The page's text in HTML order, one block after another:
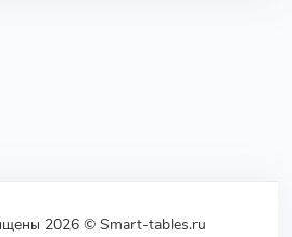
2026 © Smart-tables.ru